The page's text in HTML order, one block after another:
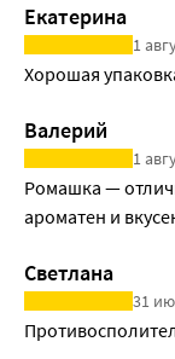
Екатерина
1
Хорошая
Валерий
1
Ромашка —
ароматен и
Светлана
31